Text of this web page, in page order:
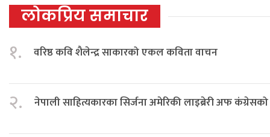
लोकप्रिय समाचार
१. वरिष्ठ कवि शैलेन्द्र साकारको एकल कविता वाचन
२. नेपाली साहित्यकारका सिर्जना अमेरिकी लाइब्रेरी अफ